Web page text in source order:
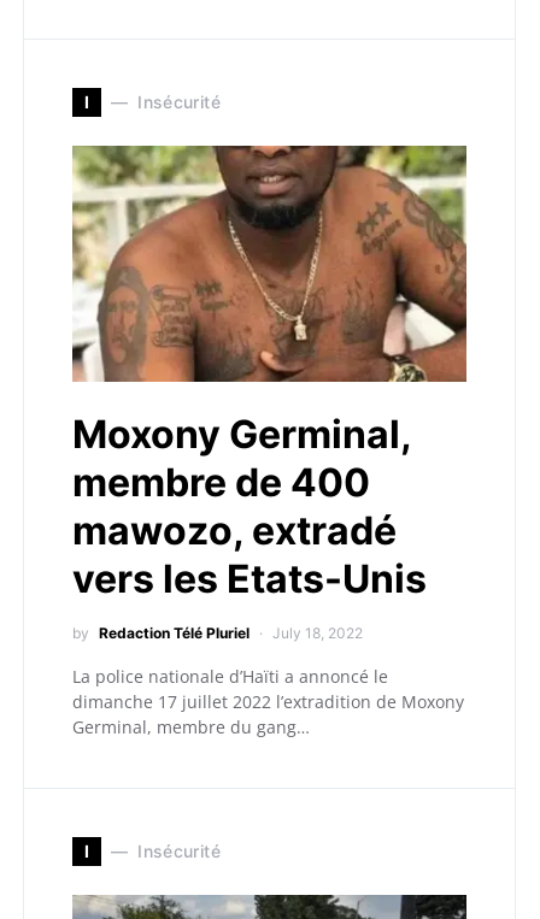
I Insécurité
Moxony Germinal,
membre de 400
mawozo, extradé
vers les Etats-Unis
by Redaction Télé Pluriel July 18, 2022
La police nationale d’Haïti a annoncé le
dimanche 17 juillet 2022 l’extradition de Moxony
Germinal, membre du gang…
I Insécurité